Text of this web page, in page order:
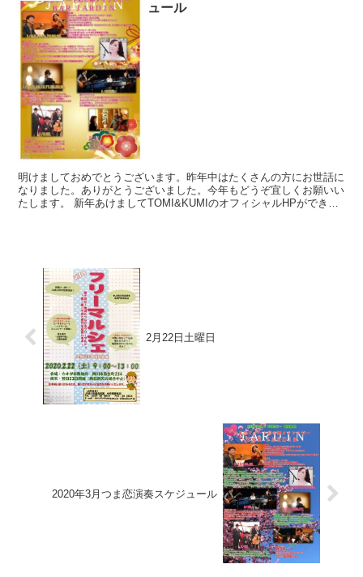
ュール
明けましておめでとうございます。昨年中はたくさんの方にお世話に
なりました。ありがとうございました。今年もどうぞ宜しくお願いい
たします。 新年あけましてTOMI&KUMIのオフィシャルHPができま
2月22日土曜日
2020年3月つま恋演奏スケジュール